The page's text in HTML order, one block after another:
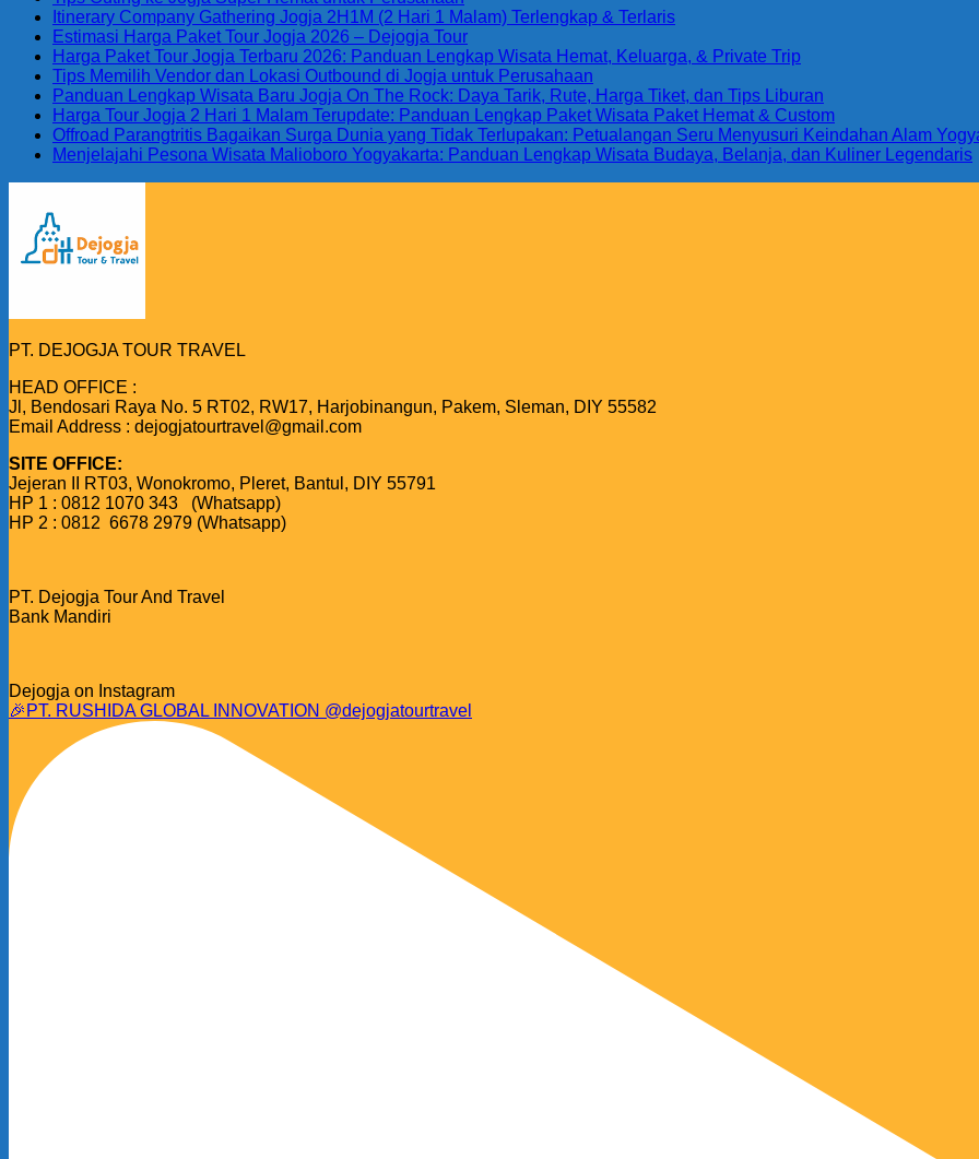
Itinerary Company Gathering Jogja 2H1M (2 Hari 1 Malam) Terlengkap & Terlaris
Estimasi Harga Paket Tour Jogja 2026 – Dejogja Tour
Harga Paket Tour Jogja Terbaru 2026: Panduan Lengkap Wisata Hemat, Keluarga, & Private Trip
Tips Memilih Vendor dan Lokasi Outbound di Jogja untuk Perusahaan
Panduan Lengkap Wisata Baru Jogja On The Rock: Daya Tarik, Rute, Harga Tiket, dan Tips Liburan
Harga Tour Jogja 2 Hari 1 Malam Terupdate: Panduan Lengkap Paket Wisata Paket Hemat & Custom
Offroad Parangtritis Bagaikan Surga Dunia yang Tidak Terlupakan: Petualangan Seru Menyusuri Keindahan Alam
Menjelajahi Pesona Wisata Malioboro Yogyakarta: Panduan Lengkap Wisata Budaya, Belanja, dan Kuliner Legendaris
PT. DEJOGJA TOUR TRAVEL
HEAD OFFICE :
Jl, Bendosari Raya No. 5 RT02, RW17, Harjobinangun, Pakem, Sleman, DIY 55582
Email Address : dejogjatourtravel@gmail.com
SITE OFFICE:
Jejeran II RT03, Wonokromo, Pleret, Bantul, DIY 55791
HP 1 : 0812 1070 343 (Whatsapp)
HP 2 : 0812 6678 2979 (Whatsapp)
PT. Dejogja Tour And Travel
Bank Mandiri
Dejogja on Instagram
🎉PT. RUSHIDA GLOBAL INNOVATION @dejogjatourtravel